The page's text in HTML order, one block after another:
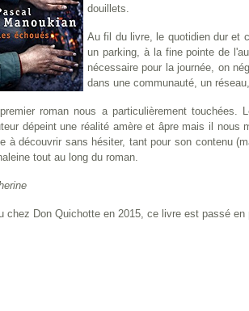
douillets.
Au fil du livre, le quotidien dur et
un parking, à la fine pointe de
nécessaire pour la journée, on
dans une communauté, un
roman nous a particulièrement
dépeint une réalité amère et âpre mais il
à découvrir sans hésiter, tant pour son contenu
tout au long du roman.
chez Don Quichotte en 2015, ce livre est passé